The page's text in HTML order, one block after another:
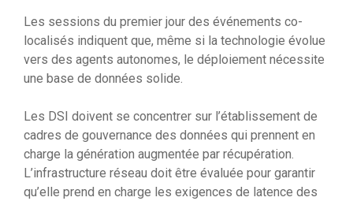
Les sessions du premier jour des événements co-
localisés indiquent que, même si la technologie évolue
vers des agents autonomes, le déploiement nécessite
une base de données solide.
Les DSI doivent se concentrer sur l’établissement de
cadres de gouvernance des données qui prennent en
charge la génération augmentée par récupération.
L’infrastructure réseau doit être évaluée pour garantir
qu’elle prend en charge les exigences de latence des